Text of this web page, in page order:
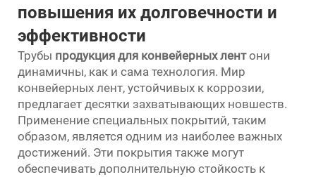
повышения их долговечности и
эффективности
Трубы продукция для конвейерных лентони
динамичны, как и сама технология. Мир
конвейерных лент, устойчивых к коррозии,
предлагает десятки захватывающих новшеств.
Применение специальных покрытий, таким
образом, является одним из наиболее важных
достижений. Эти покрытия также могут
обеспечивать дополнительную стойкость к